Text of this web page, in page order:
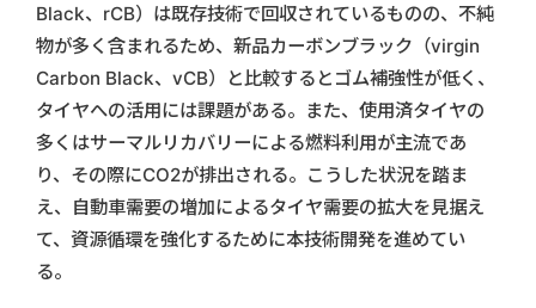
Black、rCB）は既存技術で回収されているものの、不純
物が多く含まれるため、新品カーボンブラック（virgin
Carbon Black、vCB）と比較するとゴム補強性が低く、
タイヤへの活用には課題がある。また、使用済タイヤの
多くはサーマルリカバリーによる燃料利用が主流であ
り、その際にCO2が排出される。こうした状況を踏ま
え、自動車需要の増加によるタイヤ需要の拡大を見据え
て、資源循環を強化するために本技術開発を進めてい
る。